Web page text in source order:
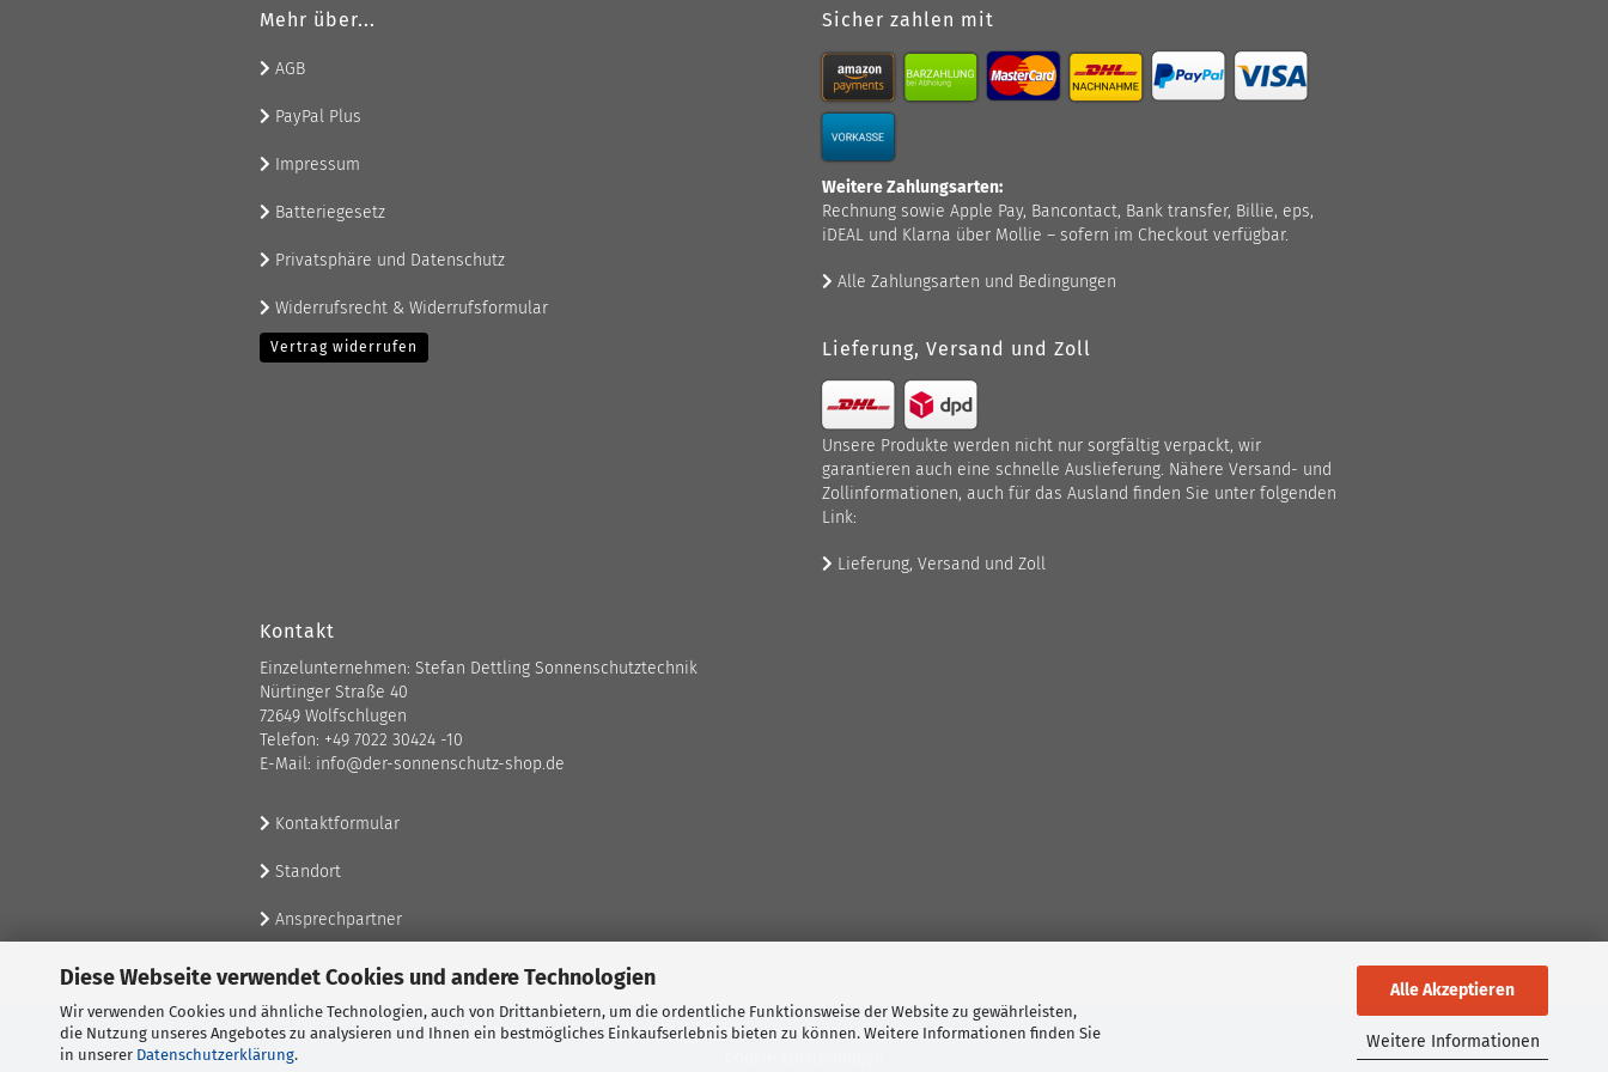
Diese Webseite verwendet Cookies und andere Technologien
Wir verwenden Cookies und ähnliche Technologien, auch von Drittanbietern, um die ordentliche Funktionsweise der Website zu gewährleisten,
die Nutzung unseres Angebotes zu analysieren und Ihnen ein bestmögliches Einkaufserlebnis bieten zu können. Weitere Informationen finden Sie
in unserer Datenschutzerklärung.
Alle Akzeptieren
Weitere Informationen
Mehr über...
AGB
PayPal Plus
Impressum
Batteriegesetz
Privatsphäre und Datenschutz
Widerrufsrecht & Widerrufsformular
Vertrag widerrufen
Sicher zahlen mit
Weitere Zahlungsarten:
Rechnung sowie Apple Pay, Bancontact, Bank transfer, Billie, eps,
iDEAL und Klarna über Mollie – sofern im Checkout verfügbar.
Alle Zahlungsarten und Bedingungen
Lieferung, Versand und Zoll
Unsere Produkte werden nicht nur sorgfältig verpackt, wir
garantieren auch eine schnelle Auslieferung. Nähere Versand- und
Zollinformationen, auch für das Ausland finden Sie unter folgenden
Link:
Lieferung, Versand und Zoll
Kontakt
Einzelunternehmen: Stefan Dettling Sonnenschutztechnik
Nürtinger Straße 40
72649 Wolfschlugen
Telefon: +49 7022 30424 -10
E-Mail: info@der-sonnenschutz-shop.de
Kontaktformular
Standort
Ansprechpartner
Shopping Cart Solution by Gambio.com © 2026